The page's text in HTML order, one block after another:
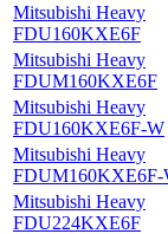
Mitsubishi Heavy
FDU160KXE6F
Mitsubishi Heavy
FDUM160KXE6F
Mitsubishi Heavy
FDU160KXE6F-W
Mitsubishi Heavy
FDUM160KXE6F-
Mitsubishi Heavy
FDU224KXE6F